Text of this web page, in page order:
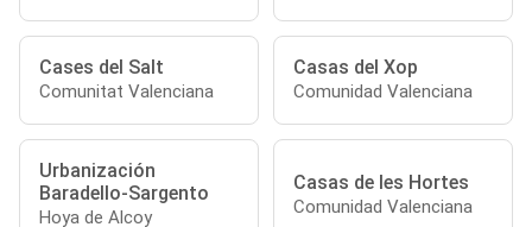
Cases del Salt
Comunitat Valenciana
Casas del Xop
Comunidad Valenciana
Urbanización
Baradello-Sargento
Hoya de Alcoy
Casas de les Hortes
Comunidad Valenciana